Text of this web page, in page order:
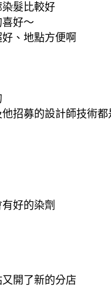
髮比較好
好～
、地點方便啊
招募的設計師技術都
好的染劑
開了新的分店